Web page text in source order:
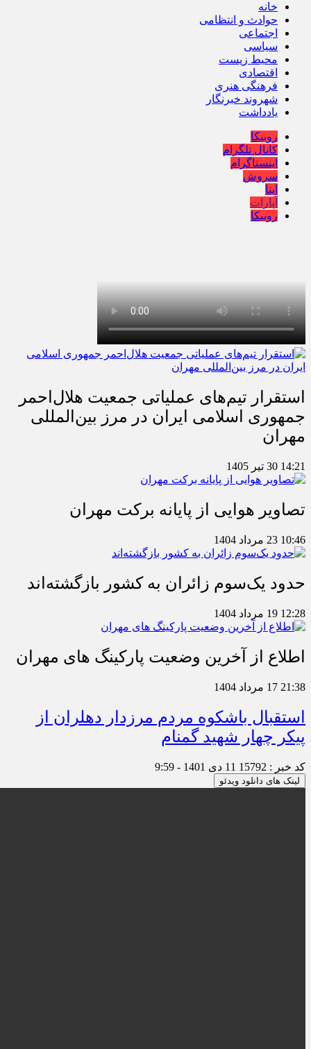
خانه
حوادث و انتظامی
اجتماعی
سیاسی
محیط زیست
اقتصادی
فرهنگی هنری
شهروند خبرنگار
یادداشت
روبیکا
کانال تلگرام
اینستاگرام
سروش
ایتا
آپارات
روبیکا
استقرار تیم‌های عملیاتی جمعیت هلال‌احمر
جمهوری اسلامی ایران در مرز بین‌المللی
مهران
14:21 30 تیر 1405
تصاویر هوایی از پایانه برکت مهران
10:46 23 مرداد 1404
حدود یک‌سوم زائران به کشور بازگشته‌اند
12:28 19 مرداد 1404
اطلاع از آخرین وضعیت پارکینگ های مهران
21:38 17 مرداد 1404
استقبال باشکوه مردم مرزدار دهلران از
پیکر چهار شهید گمنام
کد خبر : 15792
لینک های دانلود ویدئو